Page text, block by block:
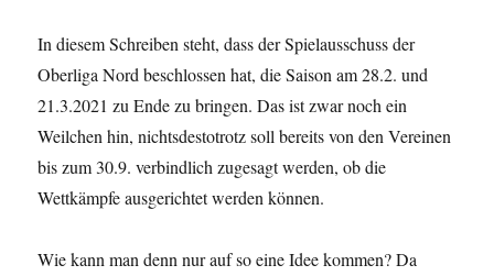
In diesem Schreiben steht, dass der Spielausschuss der
Oberliga Nord beschlossen hat, die Saison am 28.2. und
21.3.2021 zu Ende zu bringen. Das ist zwar noch ein
Weilchen hin, nichtsdestotrotz soll bereits von den Vereinen
bis zum 30.9. verbindlich zugesagt werden, ob die
Wettkämpfe ausgerichtet werden können.
Wie kann man denn nur auf so eine Idee kommen? Da